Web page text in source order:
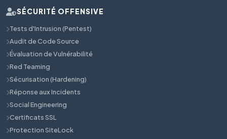
SÉCURITÉ OFFENSIVE
Tests d'Intrusion (Pentest)
Audit de Code Source
Évaluation de Vulnérabilité
Red Teaming
Sécurisation (Hardening)
Réponse aux Incidents
Social Engineering
Certificats SSL
Protection SiteLock